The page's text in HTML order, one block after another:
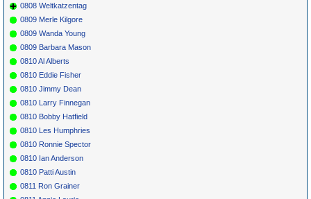
0808 Weltkatzentag
0809 Merle Kilgore
0809 Wanda Young
0809 Barbara Mason
0810 Al Alberts
0810 Eddie Fisher
0810 Jimmy Dean
0810 Larry Finnegan
0810 Bobby Hatfield
0810 Les Humphries
0810 Ronnie Spector
0810 Ian Anderson
0810 Patti Austin
0811 Ron Grainer